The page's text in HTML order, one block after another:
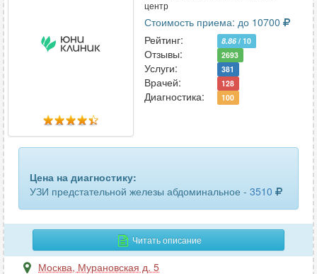
1
шейного отдела позвоночника
эластография печени
яичников
центр
Стоимость приема: до 10700
Рейтинг:
8.86 / 10
Отзывы: 2693
Услуги: 381
Врачей: 128
Диагностика: 100
Цена на диагностику:
УЗИ предстательной железы абдоминальное - 3510
Читать описание
Москва, Мурановская д. 5